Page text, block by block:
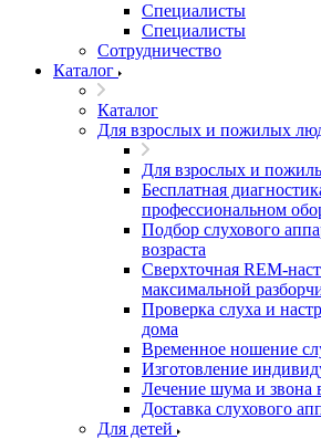
Специалисты
Специалисты
Сотрудничество
Каталог
Каталог
Для взрослых и пожилых
Для взрослых и
Бесплатная
профессиональном
Подбор слухового
возраста
Сверхточная REM-
максимальной
Проверка слуха и
дома
Временное ношение
Изготовление
Лечение шума и звона
Доставка слухового
Для детей